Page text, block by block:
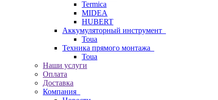
Termica
MIDEA
HUBERT
Аккумуляторный инструмент
Toua
Техника прямого монтажа
Toua
Наши услуги
Оплата
Доставка
Компания